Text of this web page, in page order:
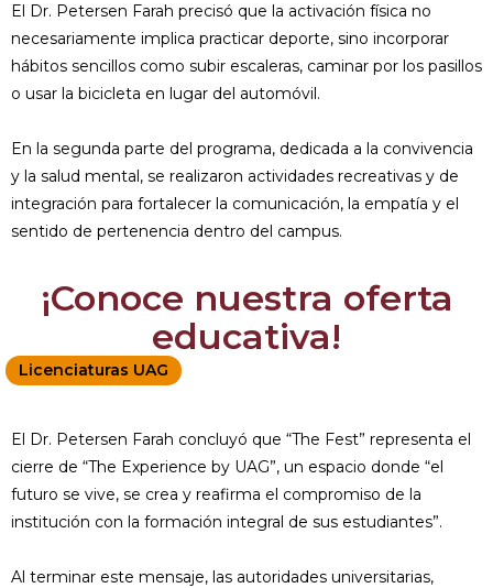
El Dr. Petersen Farah precisó que la activación física no
necesariamente implica practicar deporte, sino incorporar
hábitos sencillos como subir escaleras, caminar por los pasillos
o usar la bicicleta en lugar del automóvil.
En la segunda parte del programa, dedicada a la convivencia
y la salud mental, se realizaron actividades recreativas y de
integración para fortalecer la comunicación, la empatía y el
sentido de pertenencia dentro del campus.
¡Conoce nuestra oferta
educativa!
Licenciaturas UAG
El Dr. Petersen Farah concluyó que “The Fest” representa el
cierre de “The Experience by UAG”, un espacio donde “el
futuro se vive, se crea y reafirma el compromiso de la
institución con la formación integral de sus estudiantes”.
Al terminar este mensaje, las autoridades universitarias,